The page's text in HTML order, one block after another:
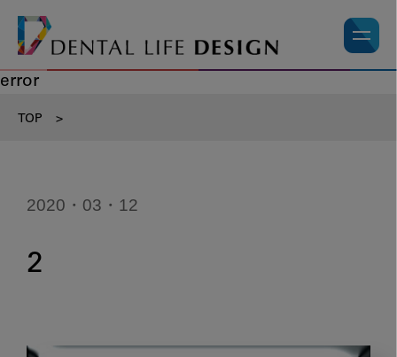
error
TOP >
2020・03・12
2